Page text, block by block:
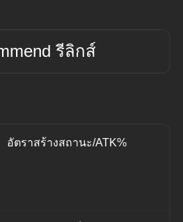
รีลิกส์
อัตราสร้างสถานะ/ATK%